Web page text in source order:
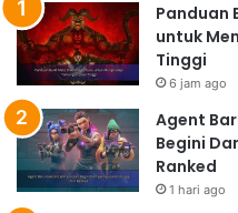
Panduan
untuk
Tinggi
6 jam ago
Agent
Begini
Ranked
1 hari ago